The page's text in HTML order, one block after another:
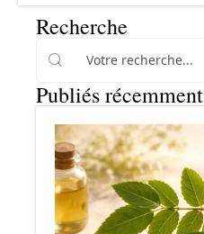
Recherche
Publiés récemment